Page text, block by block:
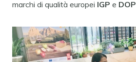
marchi di qualità europei IGP e DOP